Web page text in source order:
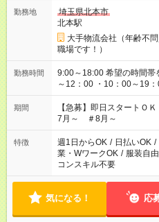
勤務地
埼玉県北本市
北本駅
大手物流会社（年齢不
職場です！）
勤務時間
9:00～18:00 希望の時間帯を選べます！ ＜シフト例＞ ・8：30
～12：00 ・10：00～19
22：00 ・22：00～翌6：
期間
【急募】即日スタート
7月～ ＃8月～
特徴 週1日からOK / 日払いOK /
業・WワークOK / 服装自由
コンスキル不要
気になる！ 応